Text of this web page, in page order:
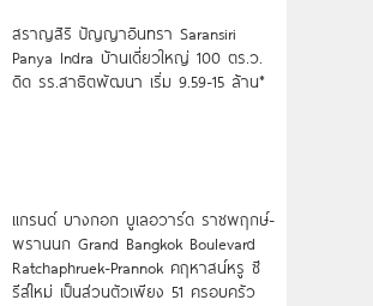
สราญสิริ ปัญญาอินทรา Saransiri
Panya Indra บ้านเดี่ยวใหญ่ 100 ตร.ว.
ดิด รร.สาธิตพัฒนา เริ่ม 9.59-15 ล้าน*
แกรนด์ บางกอก บูเลอวาร์ด ราชพฤกษ์-
พรานนก Grand Bangkok Boulevard
Ratchaphruek-Prannok คฤหาสน์หรู ซี
รีส์ใหม่ เป็นส่วนตัวเพียง 51 ครอบครัว